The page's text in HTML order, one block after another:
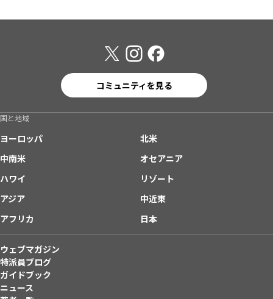
コミュニティを見る
国と地域
ヨーロッパ
北米
中南米
オセアニア
ハワイ
リゾート
アジア
中近東
アフリカ
日本
ウェブマガジン
特派員ブログ
ガイドブック
ニュース